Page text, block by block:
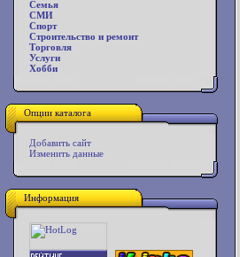
Семья
СМИ
Спорт
Строительство и ремонт
Торговля
Услуги
Хобби
Опции каталога
Добавить сайт
Изменить данные
Информация